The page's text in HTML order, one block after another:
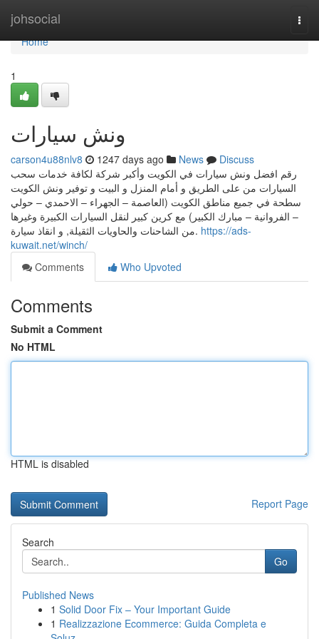
johsocial
Home
Home
1
ونش سيارات
carson4u88nlv8 1247 days ago News
Discuss
رقم افضل ونش سيارات في الكويت وأكبر شركة لكافة خدمات سحب
السيارات من على الطريق و أمام المنزل و البيت و توفير ونش الكويت
سطحة في جميع مناطق الكويت (العاصمة – الجهراء – الاحمدي – حولي
– الفروانية – مبارك الكبير) مع كرين كبير لنقل السيارات الكبيرة وغيرها
من الشاحنات والحاويات الثقيلة, و انقاذ سيارة. https://ads-
kuwait.net/winch/
Comments
Who Upvoted
Comments
Submit a Comment
No HTML
HTML is disabled
Report Page
Search
Go
Published News
1 Solid Door Fix – Your Important Guide
1 Realizzazione Ecommerce: Guida Completa e